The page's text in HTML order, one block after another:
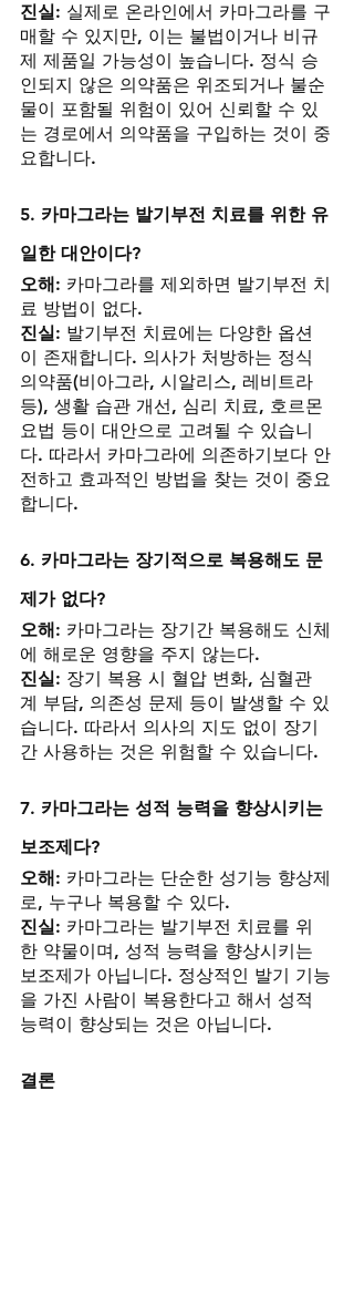
진실: 실제로 온라인에서 카마그라를 구
매할 수 있지만, 이는 불법이거나 비규
제 제품일 가능성이 높습니다. 정식 승
인되지 않은 의약품은 위조되거나 불순
물이 포함될 위험이 있어 신뢰할 수 있
는 경로에서 의약품을 구입하는 것이 중
요합니다.
5. 카마그라는 발기부전 치료를 위한 유
일한 대안이다?
오해: 카마그라를 제외하면 발기부전 치
료 방법이 없다.
진실: 발기부전 치료에는 다양한 옵션
이 존재합니다. 의사가 처방하는 정식
의약품(비아그라, 시알리스, 레비트라
등), 생활 습관 개선, 심리 치료, 호르몬
요법 등이 대안으로 고려될 수 있습니
다. 따라서 카마그라에 의존하기보다 안
전하고 효과적인 방법을 찾는 것이 중요
합니다.
6. 카마그라는 장기적으로 복용해도 문
제가 없다?
오해: 카마그라는 장기간 복용해도 신체
에 해로운 영향을 주지 않는다.
진실: 장기 복용 시 혈압 변화, 심혈관
계 부담, 의존성 문제 등이 발생할 수 있
습니다. 따라서 의사의 지도 없이 장기
간 사용하는 것은 위험할 수 있습니다.
7. 카마그라는 성적 능력을 향상시키는
보조제다?
오해: 카마그라는 단순한 성기능 향상제
로, 누구나 복용할 수 있다.
진실: 카마그라는 발기부전 치료를 위
한 약물이며, 성적 능력을 향상시키는
보조제가 아닙니다. 정상적인 발기 기능
을 가진 사람이 복용한다고 해서 성적
능력이 향상되는 것은 아닙니다.
결론